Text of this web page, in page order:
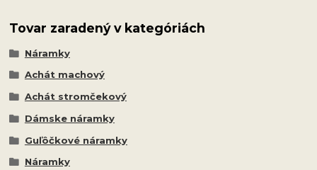
Tovar zaradený v kategóriách
Náramky
Achát machový
Achát stromčekový
Dámske náramky
Guľôčkové náramky
Náramky